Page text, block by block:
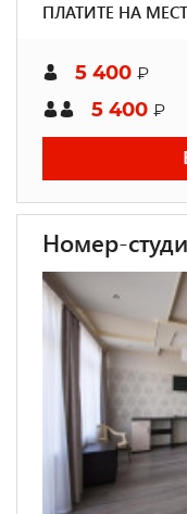
ПЛАТИТЕ НА
5 400 ₽
5 400 ₽
Номер-